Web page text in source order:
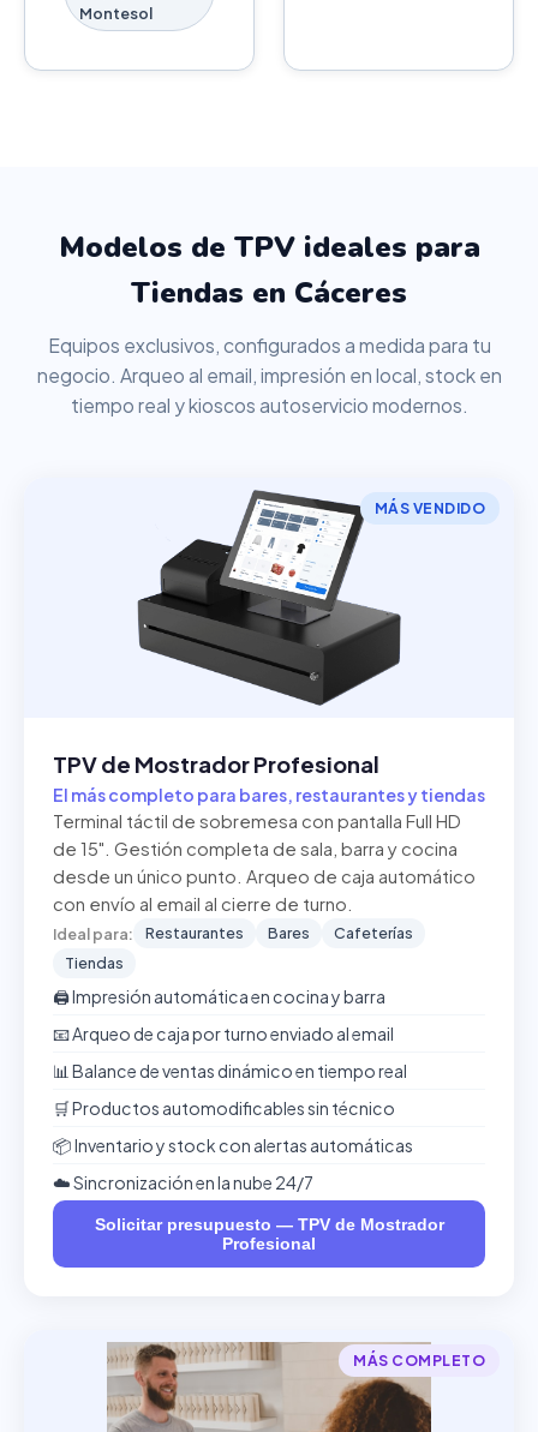
Montesol
Modelos de TPV ideales para
Tiendas en Cáceres
Equipos exclusivos, configurados a medida para tu
negocio. Arqueo al email, impresión en local, stock en
tiempo real y kioscos autoservicio modernos.
MÁS VENDIDO
TPV de Mostrador Profesional
El más completo para bares, restaurantes y tiendas
Terminal táctil de sobremesa con pantalla Full HD
de 15". Gestión completa de sala, barra y cocina
desde un único punto. Arqueo de caja automático
con envío al email al cierre de turno.
Ideal para: Restaurantes Bares
Cafeterías
Tiendas
🖨️ Impresión automática en cocina y barra
📧 Arqueo de caja por turno enviado al email
📊 Balance de ventas dinámico en tiempo real
🛒 Productos automodificables sin técnico
📦 Inventario y stock con alertas automáticas
☁️ Sincronización en la nube 24/7
Solicitar presupuesto — TPV de Mostrador
Profesional
MÁS COMPLETO